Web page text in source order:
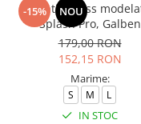
-15% NOU
Colanti fitness
Splash Pro, Galben
179,00 RON
152,15 RON
Marime:
S M L
IN STOC